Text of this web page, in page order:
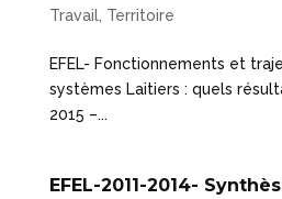
Travail, Territoire
EFEL- Fonctionnements et
systèmes Laitiers : quels
2015 –...
EFEL-2011-2014-